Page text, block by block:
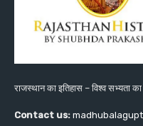
राजस्थान का इतिहास – विश्व सभ्यता का
Contact us: